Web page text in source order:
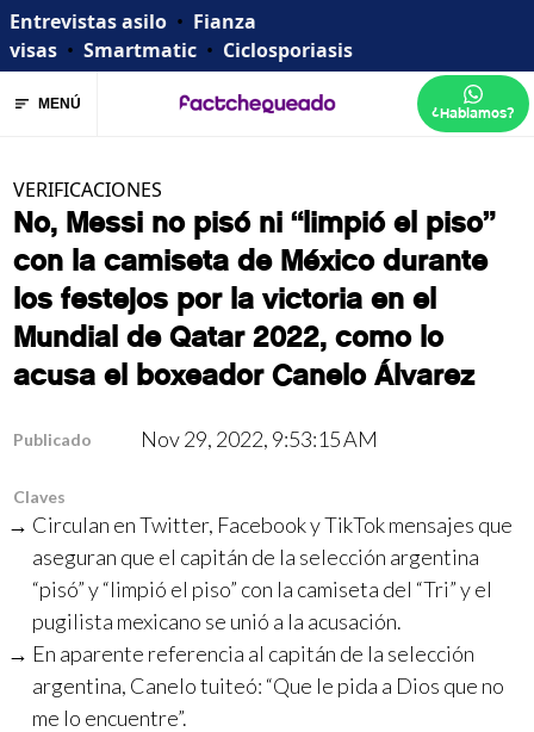
Entrevistas asilo • Fianza
visas • Smartmatic • Ciclosporiasis
MENÚ ¿Hablamos?
VERIFICACIONES
No, Messi no pisó ni “limpió el piso”
con la camiseta de México durante
los festejos por la victoria en el
Mundial de Qatar 2022, como lo
acusa el boxeador Canelo Álvarez
Publicado Nov 29, 2022, 9:53:15 AM
Claves
Circulan en Twitter, Facebook y TikTok mensajes que
aseguran que el capitán de la selección argentina
“pisó” y “limpió el piso” con la camiseta del “Tri” y el
pugilista mexicano se unió a la acusación.
En aparente referencia al capitán de la selección
argentina, Canelo tuiteó: “Que le pida a Dios que no
me lo encuentre”.